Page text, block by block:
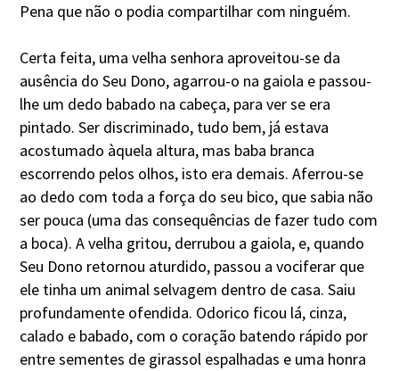
Pena que não o podia compartilhar com ninguém.
Certa feita, uma velha senhora aproveitou-se da
ausência do Seu Dono, agarrou-o na gaiola e passou-
lhe um dedo babado na cabeça, para ver se era
pintado. Ser discriminado, tudo bem, já estava
acostumado àquela altura, mas baba branca
escorrendo pelos olhos, isto era demais. Aferrou-se
ao dedo com toda a força do seu bico, que sabia não
ser pouca (uma das consequências de fazer tudo com
a boca). A velha gritou, derrubou a gaiola, e, quando
Seu Dono retornou aturdido, passou a vociferar que
ele tinha um animal selvagem dentro de casa. Saiu
profundamente ofendida. Odorico ficou lá, cinza,
calado e babado, com o coração batendo rápido por
entre sementes de girassol espalhadas e uma honra